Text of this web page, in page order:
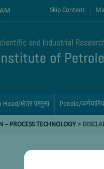
Skip Content
Head/क्षेत्र प्रमुख People/
– PROCESS TECHNOLOGY >